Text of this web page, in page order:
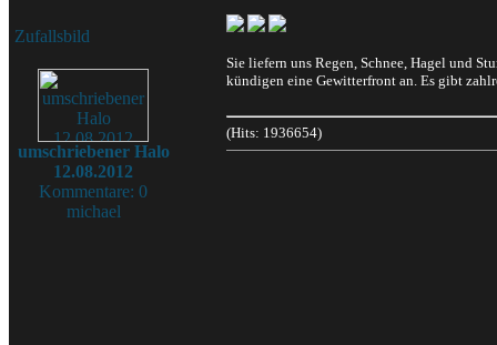
Zufallsbild
umschriebener Halo
12.08.2012
Kommentare: 0
michael
Sie liefern uns Regen, Schnee, Hagel und
kündigen eine Gewitterfront an. Es gibt
(Hits: 1936654)